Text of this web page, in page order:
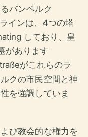
バンベルク
インは、4つの塔
しており、皇
があります
がこれらのラ
クの市民空間と神
を強調していま
び教会的な権力を